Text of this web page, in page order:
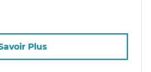
Plus